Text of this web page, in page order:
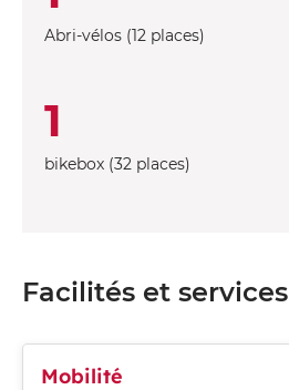
Abri-vélos (12 places)
1
bikebox (32 places)
Facilités et services
Mobilité